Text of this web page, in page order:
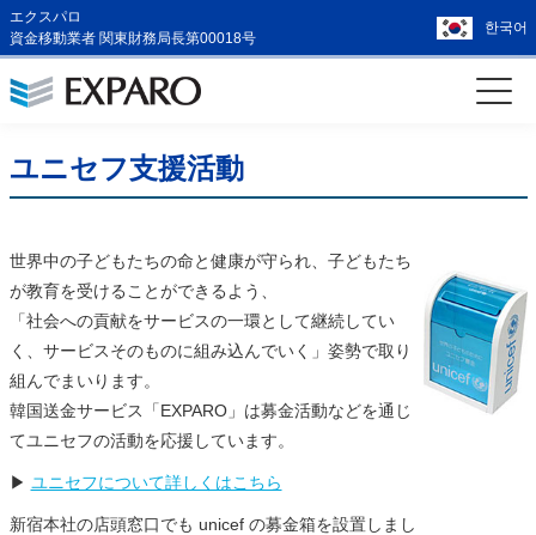
エクスパロ
資金移動業者 関東財務局長第00018号
한국어
ユニセフ支援活動
世界中の子どもたちの命と健康が守られ、子どもたち
が教育を受けることができるよう、
「社会への貢献をサービスの一環として継続してい
く、サービスそのものに組み込んでいく」姿勢で取り
組んでまいります。
韓国送金サービス「EXPARO」は募金活動などを通じ
てユニセフの活動を応援しています。
▶ ユニセフについて詳しくはこちら
新宿本社の店頭窓口でも unicef の募金箱を設置しまし